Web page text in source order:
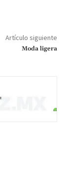
Artículo siguiente
Moda ligera